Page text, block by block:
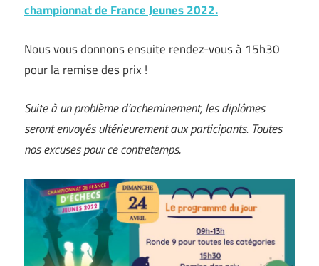
championnat de France Jeunes 2022.
Nous vous donnons ensuite rendez-vous à 15h30
pour la remise des prix !
Suite à un problème d’acheminement, les diplômes
seront envoyés ultérieurement aux participants. Toutes
nos excuses pour ce contretemps.